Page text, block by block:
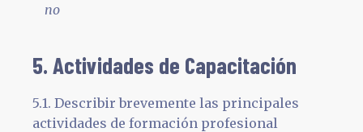
no
5. Actividades de Capacitación
5.1. Describir brevemente las principales
actividades de formación profesional